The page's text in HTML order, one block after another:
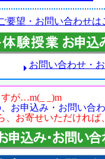
要望・お問い合わせは
お問い合わせ・
が…m(_ _)m
お申込み・お問い合
、お寄せいただければ